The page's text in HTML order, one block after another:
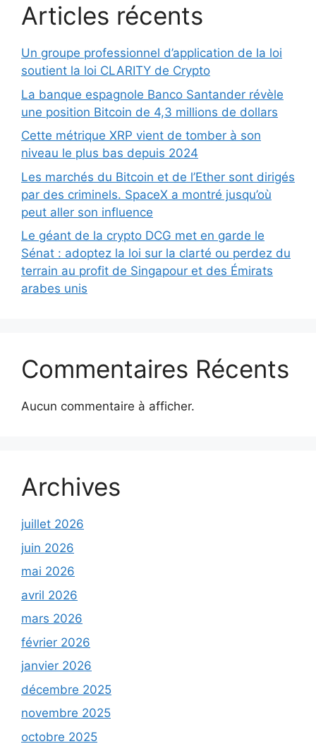
Articles récents
Un groupe professionnel d’application de la loi
soutient la loi CLARITY de Crypto
La banque espagnole Banco Santander révèle
une position Bitcoin de 4,3 millions de dollars
Cette métrique XRP vient de tomber à son
niveau le plus bas depuis 2024
Les marchés du Bitcoin et de l’Ether sont dirigés
par des criminels. SpaceX a montré jusqu’où
peut aller son influence
Le géant de la crypto DCG met en garde le
Sénat : adoptez la loi sur la clarté ou perdez du
terrain au profit de Singapour et des Émirats
arabes unis
Commentaires Récents
Aucun commentaire à afficher.
Archives
juillet 2026
juin 2026
mai 2026
avril 2026
mars 2026
février 2026
janvier 2026
décembre 2025
novembre 2025
octobre 2025